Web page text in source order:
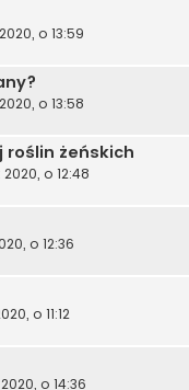
o 13:59
o 13:58
roślin żeńskich
o 12:48
o 12:36
o 11:12
o 14:36